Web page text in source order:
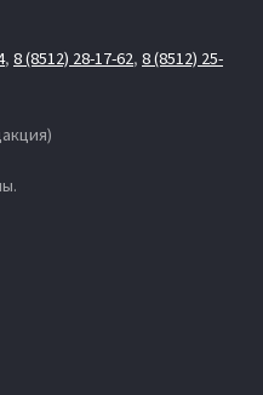
, 8 (8512) 28-17-62, 8 (8512) 25-